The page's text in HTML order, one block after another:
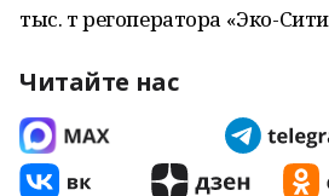
тыс. т регоператора «Эко-
Читайте нас